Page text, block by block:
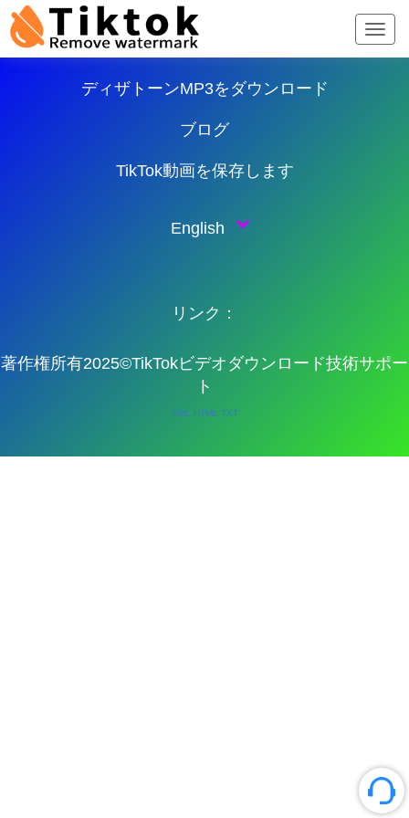
TikTokダウンローダー
ディザトーンMP3をダウンロード
ブログ
TikTok動画を保存します
English
リンク：
著作権所有2025©TikTokビデオダウンロード技術サポー
ト
XML HTML TXT